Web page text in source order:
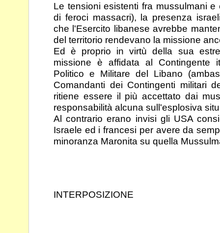
Le tensioni esistenti fra mussulmani
di feroci massacri), la presenza
che l'Esercito libaneseavrebbe
del territorio rendevano la missione
Ed è proprio in virtù della sua
missione è affidata al Contingente
Politico e Militare del Libano
Comandanti dei Contingenti militari
ritiene essere il più accettato dai
responsabilità alcuna sull'esplosiva
Al contrario erano invisi gli USA
Israele ed ifrancesi per avere da
minoranza Maronita su quella
INTERPOSIZIONE